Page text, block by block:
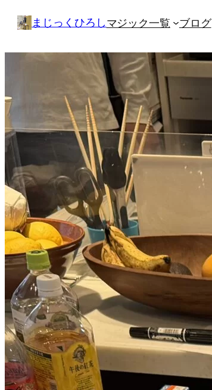
ッ
プ
まじっくひろしマジック一覧 ブログ